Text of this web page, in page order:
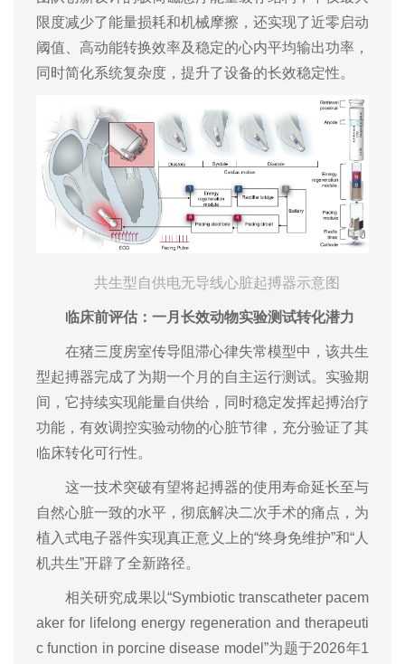
限度减少了能量损耗和机械摩擦，还实现了近零启动
阈值、高动能转换效率及稳定的心内平均输出功率，
同时简化系统复杂度，提升了设备的长效稳定性。
共生型自供电无导线心脏起搏器示意图
临床前评估：一月长效动物实验测试转化潜力
在猪三度房室传导阻滞心律失常模型中，该共生
型起搏器完成了为期一个月的自主运行测试。实验期
间，它持续实现能量自供给，同时稳定发挥起搏治疗
功能，有效调控实验动物的心脏节律，充分验证了其
临床转化可行性。
这一技术突破有望将起搏器的使用寿命延长至与
自然心脏一致的水平，彻底解决二次手术的痛点，为
植入式电子器件实现真正意义上的“终身免维护”和“人
机共生”开辟了全新路径。
相关研究成果以“Symbiotic transcatheter pacem
aker for lifelong energy regeneration and therapeuti
c function in porcine disease model”为题于2026年1